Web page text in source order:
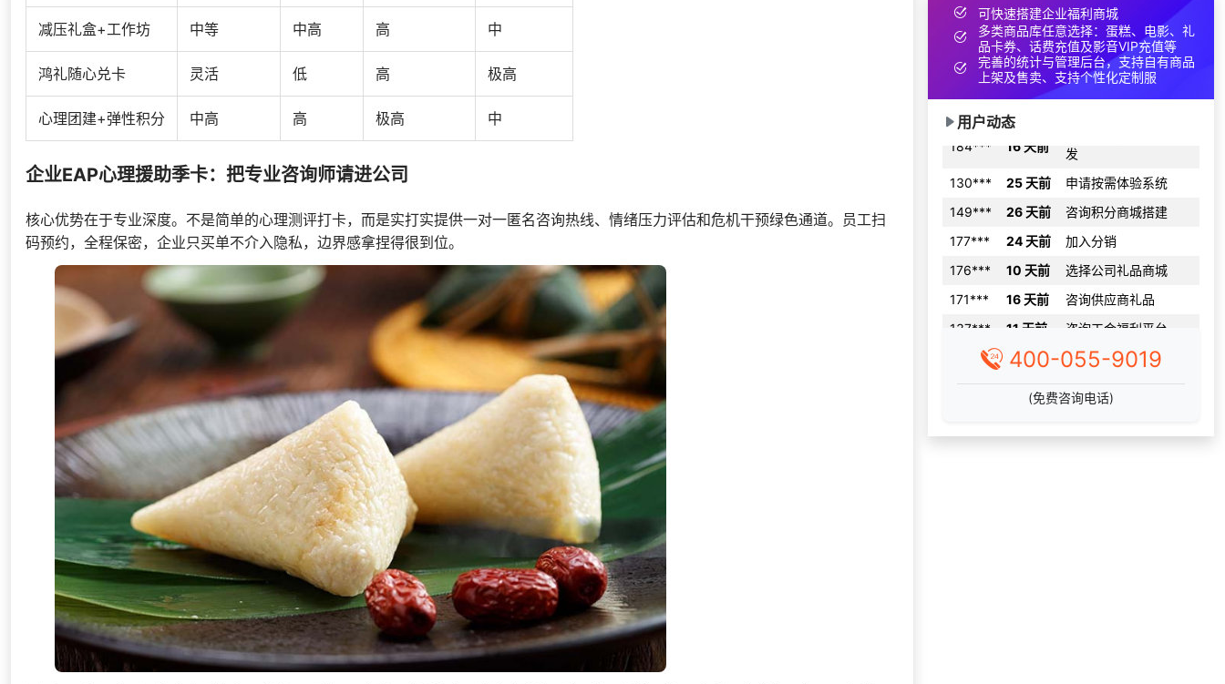
减压礼盒+工作坊 中等 中高 高 中
鸿礼随心兑卡 灵活 低 高 极高
心理团建+弹性积分 中高 高 极高 中
企业EAP心理援助季卡：把专业咨询师请进公司
核心优势在于专业深度。不是简单的心理测评打卡，而是实打实提供一对一匿名咨询热线、情绪压力评估和危机干预绿色通道。员工扫
码预约，全程保密，企业只买单不介入隐私，边界感拿捏得很到位。
可快速搭建企业福利商城
多类商品库任意选择：蛋糕、电影、礼
品卡券、话费充值及影音VIP充值等
完善的统计与管理后台，支持自有商品
上架及售卖、支持个性化定制服
用户动态
199***
3 天前
选择公司礼品商城
137***
4 天前
选择了企业福利系统
177***
23 天前 加入礼品平台
184*** 16 天前
130***
25 天前
申请按需体验系统
149***
26 天前
咨询积分商城搭建
177***
24 天前
加入分销
176***
10 天前
选择公司礼品商城
171***
16 天前
咨询供应商礼品
137***
11 天前
咨询工会福利平台
156***
9 天前
咨询一站式福利方案
136***
19 天前
加入礼品平台
147***
18 天前
咨询工会福利平台
400-055-9019
(免费咨询电话)